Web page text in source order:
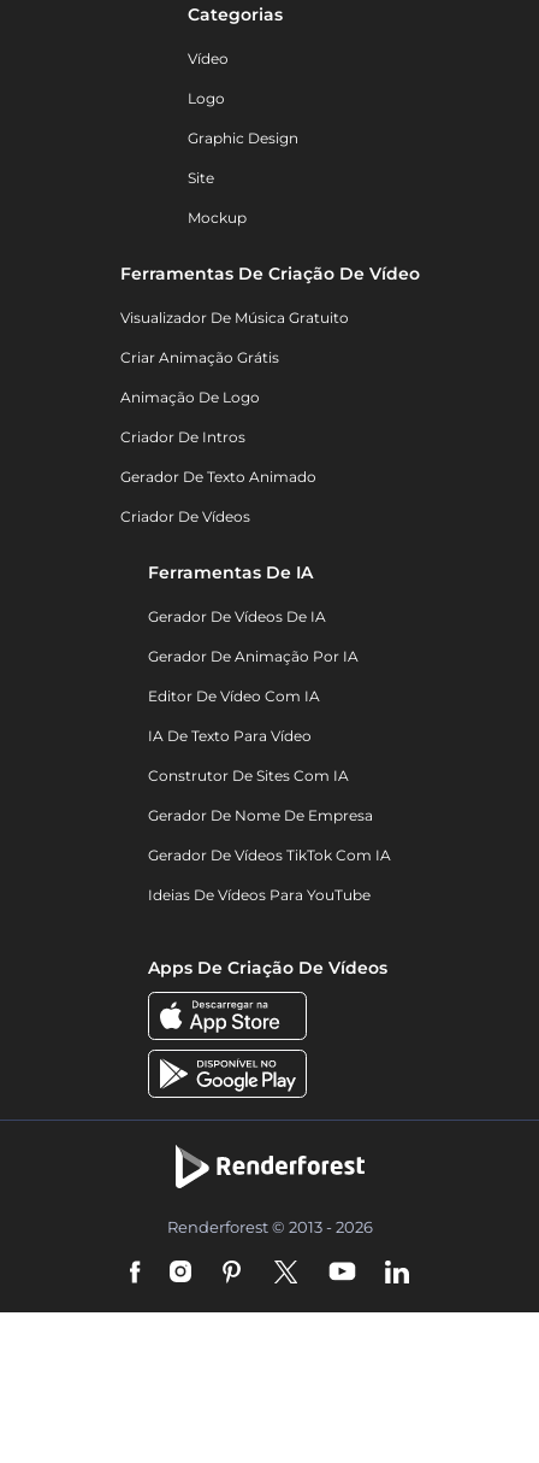
Categorias
Vídeo
Logo
Graphic Design
Site
Mockup
Ferramentas De Criação De Vídeo
Visualizador De Música Gratuito
Criar Animação Grátis
Animação De Logo
Criador De Intros
Gerador De Texto Animado
Criador De Vídeos
Ferramentas De IA
Gerador De Vídeos De IA
Gerador De Animação Por IA
Editor De Vídeo Com IA
IA De Texto Para Vídeo
Construtor De Sites Com IA
Gerador De Nome De Empresa
Gerador De Vídeos TikTok Com IA
Ideias De Vídeos Para YouTube
Apps De Criação De Vídeos
Renderforest © 2013 - 2026